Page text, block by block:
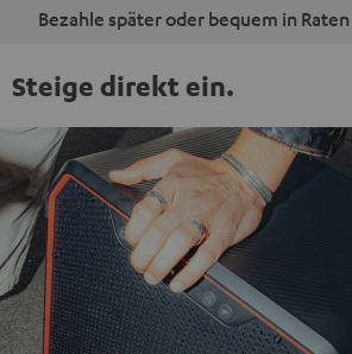
Bezahle später oder bequem in Raten
Steige direkt ein.